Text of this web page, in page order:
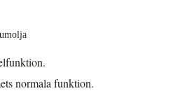
normala funktion.